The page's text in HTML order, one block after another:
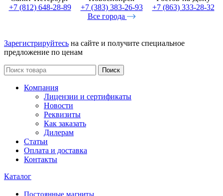
+7 (812) 648-28-89
+7 (383) 383-26-93
+7 (863) 333-28-32
Все города
Зарегистрируйтесь на сайте и получите специальное
предложение по ценам
Поиск
Компания
Лицензии и сертификаты
Новости
Реквизиты
Как заказать
Дилерам
Статьи
Оплата и доставка
Контакты
Каталог
Постоянные магниты